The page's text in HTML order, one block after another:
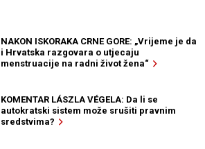
NAKON ISKORAKA CRNE GORE: „Vrijeme je da
i Hrvatska razgovara o utjecaju
menstruacije na radni život žena“
KOMENTAR LÁSZLA VÉGELA: Da li se
autokratski sistem može srušiti pravnim
sredstvima?